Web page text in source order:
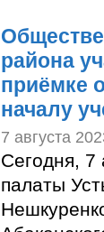
района
приёмке
началу
7 августа
Сегодня, 7
палаты